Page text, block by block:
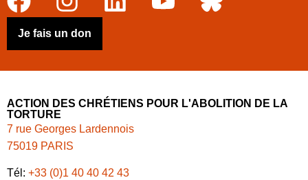
Je fais un don
ACTION DES CHRÉTIENS POUR L'ABOLITION DE LA
TORTURE
7 rue Georges Lardennois
75019 PARIS
Tél: +33 (0)1 40 40 42 43